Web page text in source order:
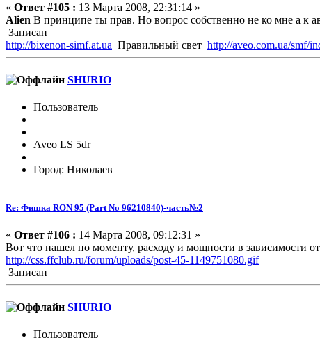
« Ответ #105 : 13 Марта 2008, 22:31:14 »
Alien В принципе ты прав. Но вопрос собственно не ко мне а к
Записан
http://bixenon-simf.at.ua Правильный свет http://aveo.com.ua/smf/
SHURIO
Пользователь
Aveo LS 5dr
Город: Николаев
Re: Фишка RON 95 (Part No 96210840)-часть№2
« Ответ #106 : 14 Марта 2008, 09:12:31 »
Вот что нашел по моменту, расходу и мощности в зависимости
http://css.ffclub.ru/forum/uploads/post-45-1149751080.gif
Записан
SHURIO
Пользователь